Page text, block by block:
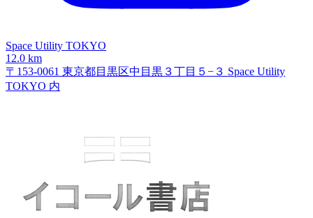
Space Utility TOKYO
12.0 km
〒153-0061 東京都目黒区中目黒３丁目５−３ Space Utility
TOKYO 内